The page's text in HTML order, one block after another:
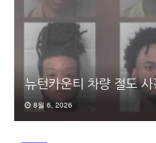
뉴턴카운티 차량 절도
8월 6, 2026